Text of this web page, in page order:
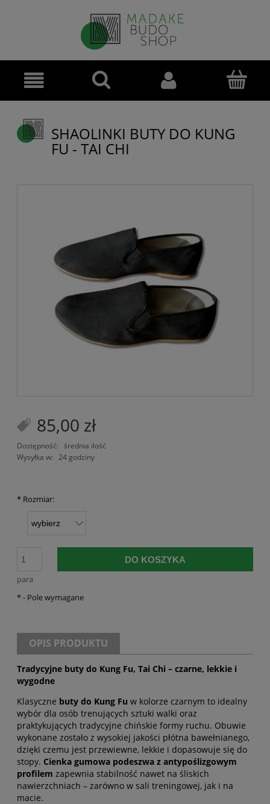
SHAOLINKI BUTY DO KUNG
FU - TAI CHI
85,00 zł
Dostępność: średnia ilość
Wysyłka w: 24 godziny
* Rozmiar:
para
DO KOSZYKA
*- Pole wymagane
OPIS PRODUKTU
Tradycyjne buty do Kung Fu, Tai Chi – czarne, lekkie i
wygodne
Klasyczne buty do Kung Fu w kolorze czarnym to idealny
wybór dla osób trenujących sztuki walki oraz
praktykujących tradycyjne chińskie formy ruchu. Obuwie
wykonane zostało z wysokiej jakości płótna bawełnianego,
dzięki czemu jest przewiewne, lekkie i dopasowuje się do
stopy. Cienka gumowa podeszwa z antypoślizgowym
profilem zapewnia stabilność nawet na śliskich
nawierzchniach – zarówno w sali treningowej, jak i na
macie.